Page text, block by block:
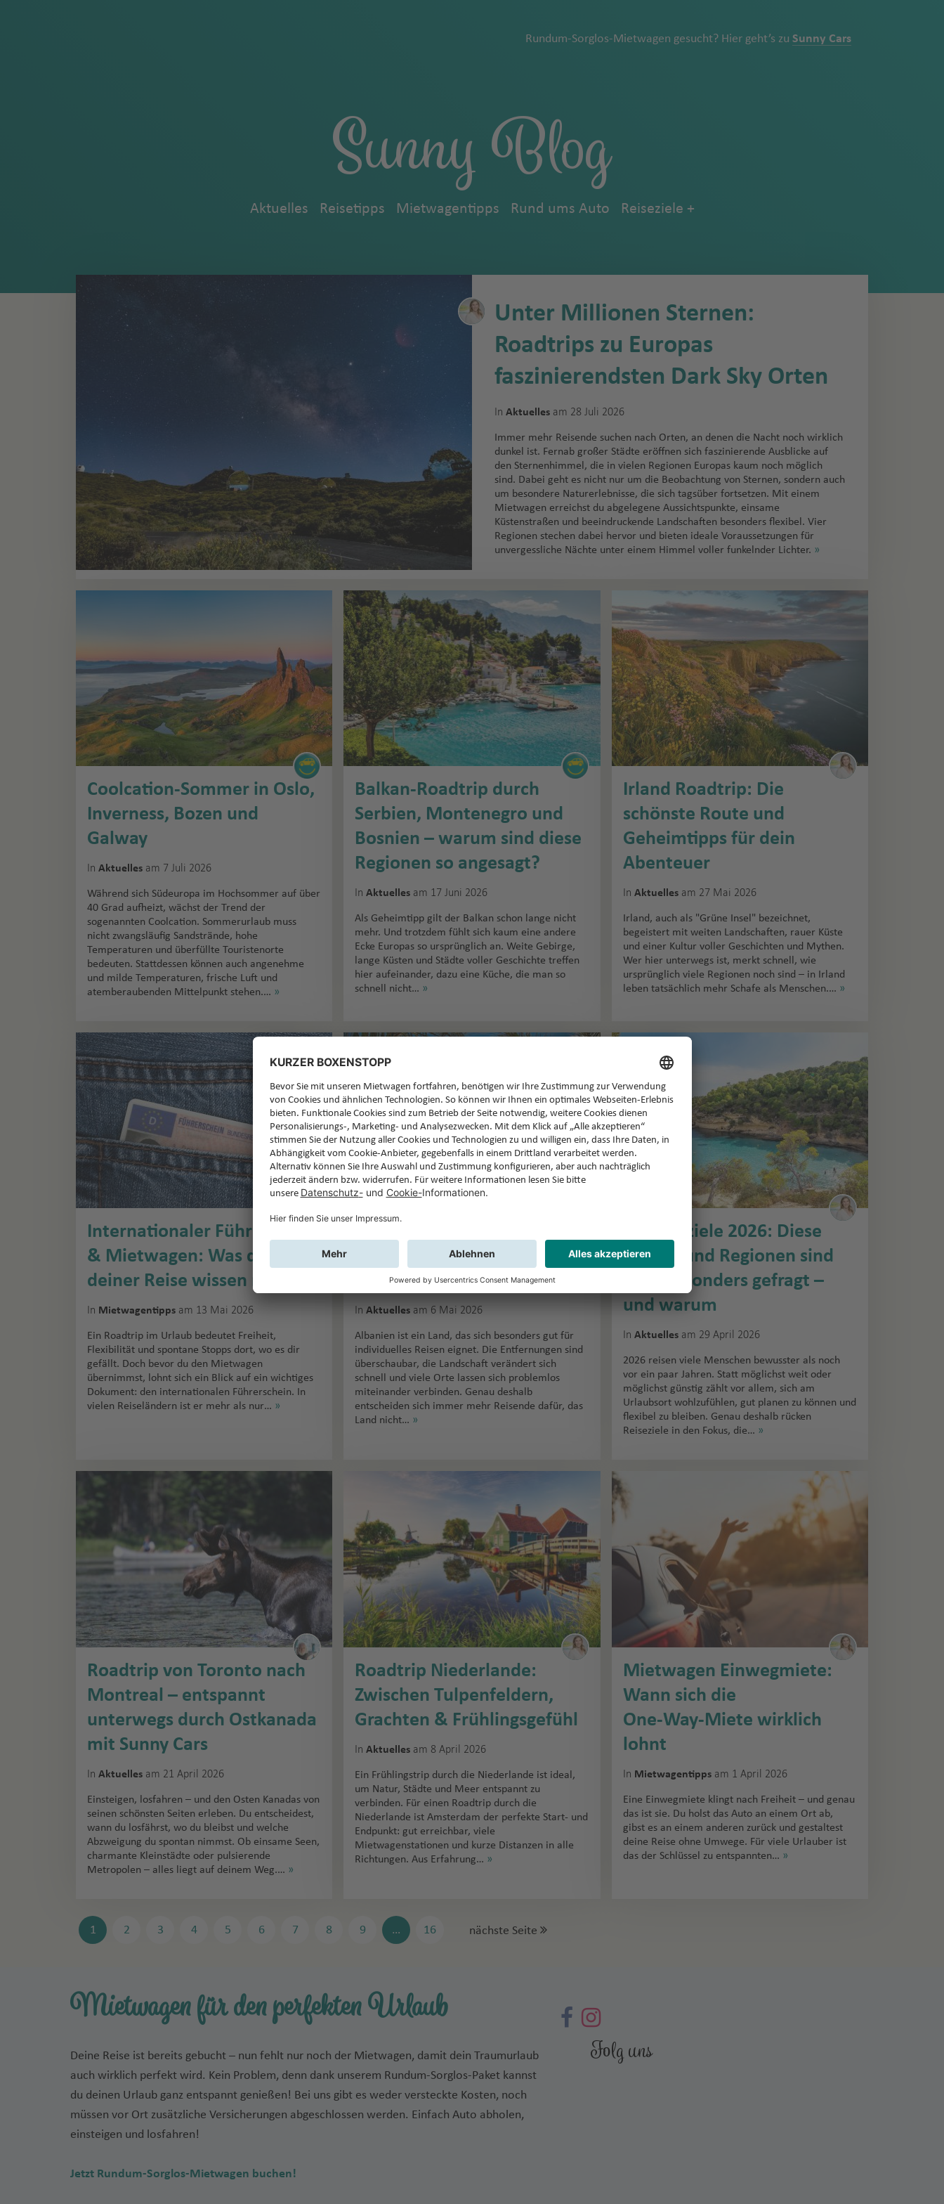
Rundum-Sorglos-Mietwagen gesucht? Hier geht’s zu Sunny Cars
Sunny Blog
Aktuelles Reisetipps Mietwagentipps Rund ums Auto Reiseziele
Unter Millionen Sternen:
Roadtrips zu Europas
faszinierendsten Dark Sky Orten
In Aktuelles am 28 Juli 2026
Immer mehr Reisende suchen nach Orten, an denen die Nacht noch wirklich
dunkel ist. Fernab großer Städte eröffnen sich faszinierende Ausblicke auf
den Sternenhimmel, die in vielen Regionen Europas kaum noch möglich
sind. Dabei geht es nicht nur um die Beobachtung von Sternen, sondern auch
um besondere Naturerlebnisse, die sich tagsüber fortsetzen. Mit einem
Mietwagen erreichst du abgelegene Aussichtspunkte, einsame
Küstenstraßen und beeindruckende Landschaften besonders flexibel. Vier
Regionen stechen dabei hervor und bieten ideale Voraussetzungen für
unvergessliche Nächte unter einem Himmel voller funkelnder Lichter. »
Coolcation-Sommer in Oslo,
Inverness, Bozen und
Galway
In Aktuelles am 7 Juli 2026
Während sich Südeuropa im Hochsommer auf über
40 Grad aufheizt, wächst der Trend der
sogenannten Coolcation. Sommerurlaub muss
nicht zwangsläufig Sandstrände, hohe
Temperaturen und überfüllte Touristenorte
bedeuten. Stattdessen können auch angenehme
und milde Temperaturen, frische Luft und
atemberaubenden Mittelpunkt stehen.… »
Balkan-Roadtrip durch
Serbien, Montenegro und
Bosnien – warum sind diese
Regionen so angesagt?
InAktuelles am 17 Juni 2026
Als Geheimtipp gilt der Balkan schon lange nicht
mehr. Und trotzdem fühlt sich kaum eine andere
Ecke Europas so ursprünglich an. Weite Gebirge,
lange Küsten und Städte voller Geschichte treffen
hier aufeinander, dazu eine Küche, die man so
schnell nicht… »
Irland Roadtrip: Die
schönste Route und
Geheimtipps für dein
Abenteuer
In Aktuelles am 27 Mai 2026
Irland, auch als "Grüne Insel" bezeichnet,
begeistert mit weiten Landschaften, rauer Küste
und einer Kultur voller Geschichten und Mythen.
Wer hier unterwegs ist, merkt schnell, wie
ursprünglich viele Regionen noch sind – in Irland
leben tatsächlich mehr Schafe als Menschen.… »
Internationaler Führerschein
& Mietwagen: Was du vor
deiner Reise wissen musst
In Mietwagentipps am 13 Mai 2026
Ein Roadtrip im Urlaub bedeutet Freiheit,
Flexibilität und spontane Stopps dort, wo es dir
gefällt. Doch bevor du den Mietwagen
übernimmst, lohnt sich ein Blick auf ein wichtiges
Dokument: den internationalen Führerschein. In
vielen Reiseländern ist er mehr als nur… »
Trendreiseziel für Strand,
Berge & Abenteuer
InAktuelles am 6 Mai 2026
Albanien ist ein Land, das sich besonders gut für
individuelles Reisen eignet. Die Entfernungen sind
überschaubar, die Landschaft verändert sich
schnell und viele Orte lassen sich problemlos
miteinander verbinden. Genau deshalb
entscheiden sich immer mehr Reisende dafür, das
Land nicht… »
Urlaubsziele 2026: Diese
Länder und Regionen sind
jetzt besonders gefragt –
und warum
In Aktuelles am 29 April 2026
2026 reisen viele Menschen bewusster als noch
vor ein paar Jahren. Statt möglichst weit oder
möglichst günstig zählt vor allem, sich am
Urlaubsort wohlzufühlen, gut planen zu können und
flexibel zu bleiben. Genau deshalb rücken
Reiseziele in den Fokus, die… »
Roadtrip von Toronto nach
Montreal – entspannt
unterwegs durch Ostkanada
mit Sunny Cars
In Aktuelles am 21 April 2026
Einsteigen, losfahren – und den Osten Kanadas von
seinen schönsten Seiten erleben. Du entscheidest,
wann du losfährst, wo du bleibst und welche
Abzweigung du spontan nimmst. Ob einsame Seen,
charmante Kleinstädte oder pulsierende
Metropolen – alles liegt auf deinem Weg.… »
Roadtrip Niederlande:
Zwischen Tulpenfeldern,
Grachten & Frühlingsgefühl
InAktuelles am 8 April 2026
Ein Frühlingstrip durch die Niederlande ist ideal,
um Natur, Städte und Meer entspannt zu
verbinden. Für einen Roadtrip durch die
Niederlande ist Amsterdam der perfekte Start- und
Endpunkt: gut erreichbar, viele
Mietwagenstationen und kurze Distanzen in alle
Richtungen. Aus Erfahrung… »
Mietwagen Einwegmiete:
Wann sich die
One‑Way‑Miete wirklich
lohnt
In Mietwagentipps am 1 April 2026
Eine Einwegmiete klingt nach Freiheit – und genau
das ist sie. Du holst das Auto an einem Ort ab,
gibst es an einem anderen zurück und gestaltest
deine Reise ohne Umwege. Für viele Urlauber ist
das der Schlüssel zu entspannten… »
1 2 3 4 5 6 7 8 9 … 16 nächste Seite
Mietwagen für den perfekten Urlaub
Deine Reise ist bereits gebucht – nun fehlt nur noch der Mietwagen, damit dein Traumurlaub
auch wirklich perfekt wird. Kein Problem, denn dank unserem Rundum-Sorglos-Paket kannst
du deinen Urlaub ganz entspannt genießen! Bei uns gibt es weder versteckte Kosten, noch
müssen vor Ort zusätzliche Versicherungen abgeschlossen werden. Einfach Auto abholen,
einsteigen und losfahren!
Jetzt Rundum-Sorglos-Mietwagen buchen!